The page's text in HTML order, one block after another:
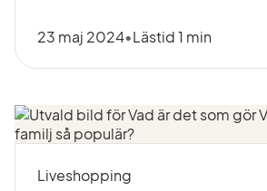
23 maj 2024•Lästid 1 min
Liveshopping